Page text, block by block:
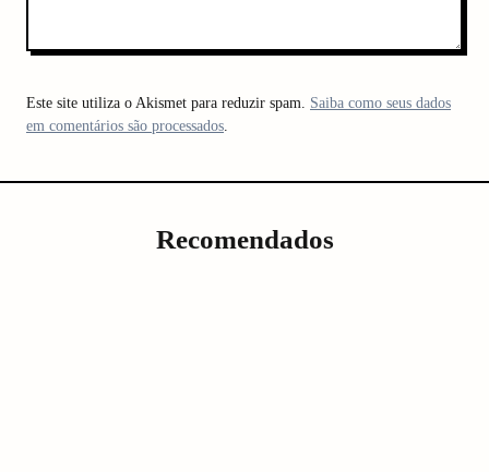
Este site utiliza o Akismet para reduzir spam. Saiba como seus dados
em comentários são processados.
Recomendados